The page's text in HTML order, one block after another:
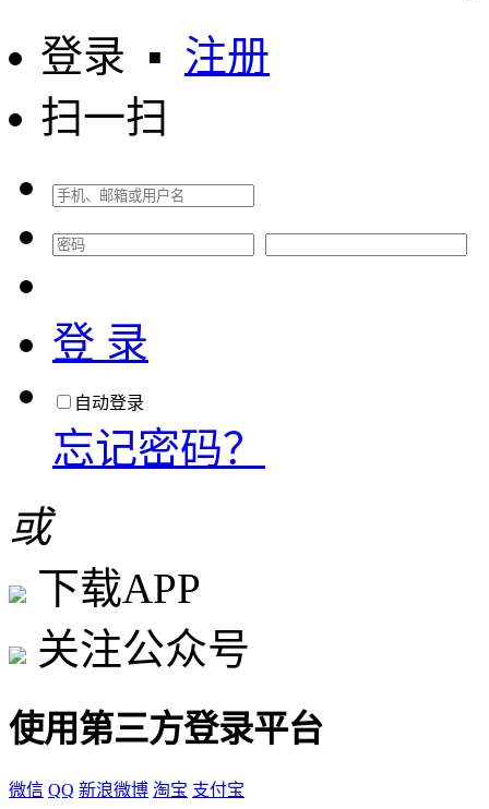
登录 ▪ 注册
扫一扫
登 录
自动登录
忘记密码？
或
下载APP
关注公众号
使用第三方登录平台
微信 QQ 新浪微博 淘宝 支付宝